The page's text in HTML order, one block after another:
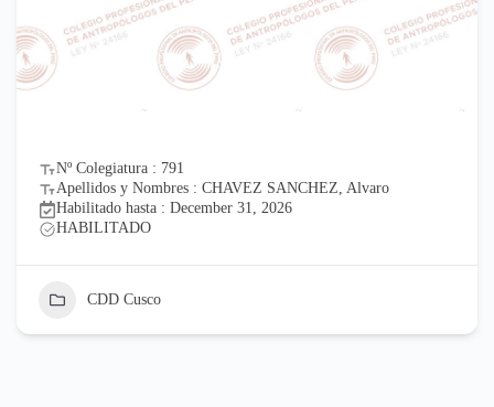
Nº Colegiatura : 791
Apellidos y Nombres : CHAVEZ SANCHEZ, Alvaro
Habilitado hasta : December 31, 2026
HABILITADO
CDD Cusco